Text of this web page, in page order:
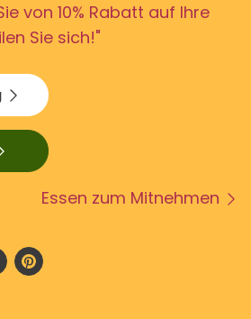
von 10% Rabatt auf Ihre
Sie sich!"
Essen zum Mitnehmen